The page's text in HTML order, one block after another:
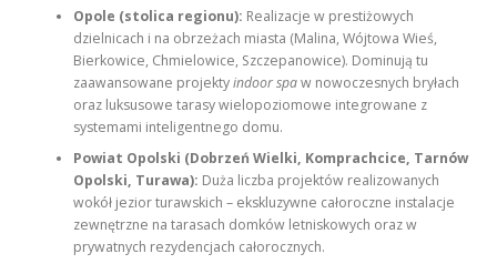
Opole (stolica regionu): Realizacje w prestiżowych
dzielnicach i na obrzeżach miasta (Malina, Wójtowa Wieś,
Bierkowice, Chmielowice, Szczepanowice). Dominują tu
zaawansowane projektyindoor spaw nowoczesnych bryłach
oraz luksusowe tarasy wielopoziomowe integrowane z
systemami inteligentnego domu.
Powiat Opolski (Dobrzeń Wielki, Komprachcice, Tarnów
Opolski, Turawa): Duża liczba projektów realizowanych
wokół jezior turawskich – ekskluzywne całoroczne instalacje
zewnętrzne na tarasach domków letniskowych oraz w
prywatnych rezydencjach całorocznych.